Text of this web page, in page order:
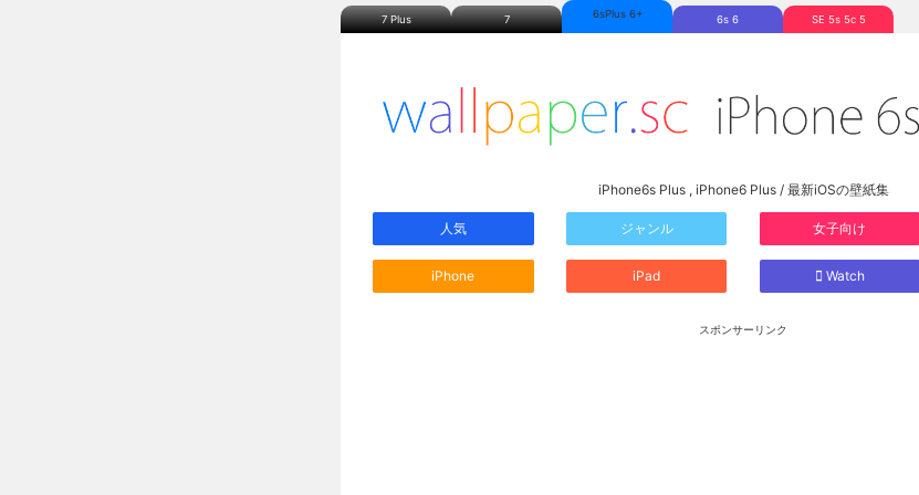
7 Plus 7 6sPlus 6+ 6s 6 SE 5s 5c 5
iPhone6s Plus , iPhone6 Plus / 最新iOSの壁紙集
人気 ジャンル 女子向け
iPhone iPad Watch
スポンサーリンク